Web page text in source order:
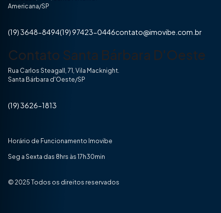
Americana/SP
(19) 3648-8494(19) 97423-0446contato@imovibe.com.br
Contato Santa Bárbara D'Oeste
Rua Carlos Steagall, 71, Vila Macknight.
Santa Bárbara d'Oeste/SP
(19) 3626-1813
Horário de Funcionamento Imovibe
Seg a Sexta das 8hrs às 17h30min
© 2025 Todos os direitos reservados